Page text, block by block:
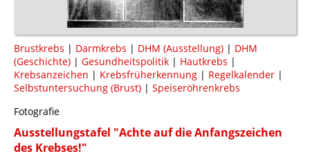
Brustkrebs | Darmkrebs | DHM (Ausstellung) | DHM
(Geschichte) | Gesundheitspolitik | Hautkrebs |
Krebsanzeichen | Krebsfrüherkennung | Regelkalender |
Selbstuntersuchung (Brust) | Speiseröhrenkrebs
Fotografie
Ausstellungstafel "Achte auf die Anfangszeichen
des Krebses!"